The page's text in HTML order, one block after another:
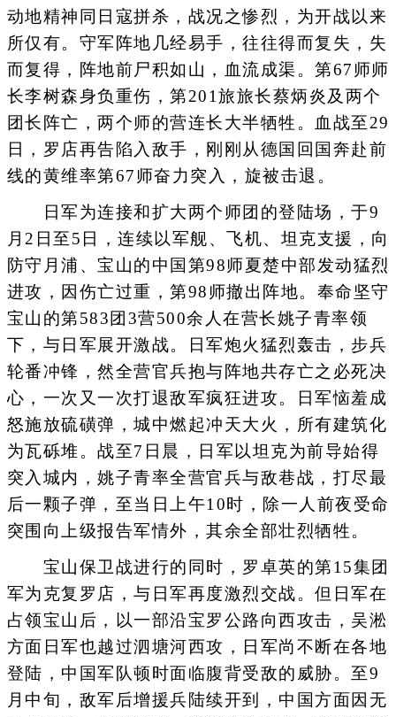
动地精神同日寇拼杀，战况之惨烈，为开战以来
所仅有。守军阵地几经易手，往往得而复失，失
而复得，阵地前尸积如山，血流成渠。第67师师
长李树森身负重伤，第201旅旅长蔡炳炎及两个
团长阵亡，两个师的营连长大半牺牲。血战至29
日，罗店再告陷入敌手，刚刚从德国回国奔赴前
线的黄维率第67师奋力突入，旋被击退。
日军为连接和扩大两个师团的登陆场，于9
月2日至5日，连续以军舰、飞机、坦克支援，向
防守月浦、宝山的中国第98师夏楚中部发动猛烈
进攻，因伤亡过重，第98师撤出阵地。奉命坚守
宝山的第583团3营500余人在营长姚子青率领
下，与日军展开激战。日军炮火猛烈轰击，步兵
轮番冲锋，然全营官兵抱与阵地共存亡之必死决
心，一次又一次打退敌军疯狂进攻。日军恼羞成
怒施放硫磺弹，城中燃起冲天大火，所有建筑化
为瓦砾堆。战至7日晨，日军以坦克为前导始得
突入城内，姚子青率全营官兵与敌巷战，打尽最
后一颗子弹，至当日上午10时，除一人前夜受命
突围向上级报告军情外，其余全部壮烈牺牲。
宝山保卫战进行的同时，罗卓英的第15集团
军为克复罗店，与日军再度激烈交战。但日军在
占领宝山后，以一部沿宝罗公路向西攻击，吴淞
方面日军也越过泗塘河西攻，日军尚不断在各地
登陆，中国军队顿时面临腹背受敌的威胁。至9
月中旬，敌军后增援兵陆续开到，中国方面因无